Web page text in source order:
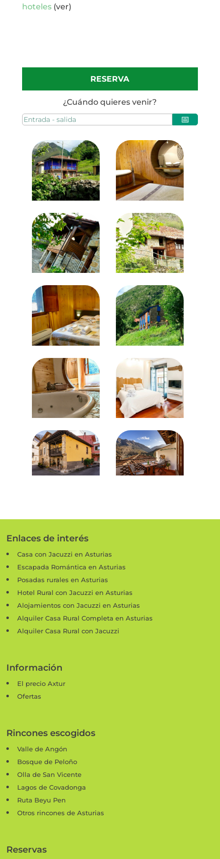
hoteles(ver)
RESERVA
¿Cuándo quieres venir?
📅
Enlaces de interés
Casa con Jacuzzi en Asturias
Escapada Romántica en Asturias
Posadas rurales en Asturias
Hotel Rural con Jacuzzi en Asturias
Alojamientos con Jacuzzi en Asturias
Alquiler Casa Rural Completa en Asturias
Alquiler Casa Rural con Jacuzzi
Información
El precio Axtur
Ofertas
Rincones escogidos
Valle de Angón
Bosque de Peloño
Olla de San Vicente
Lagos de Covadonga
Ruta Beyu Pen
Otros rincones de Asturias
Reservas